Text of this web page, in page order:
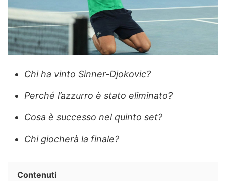
Chi ha vinto Sinner-Djokovic?
Perché l’azzurro è stato eliminato?
Cosa è successo nel quinto set?
Chi giocherà la finale?
Contenuti